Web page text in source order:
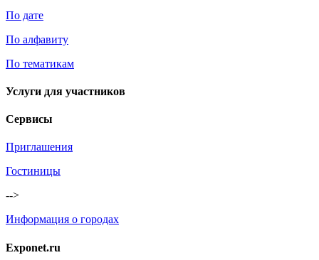
По дате
По алфавиту
По тематикам
Услуги для участников
Сервисы
Приглашения
Гостиницы
-->
Информация о городах
Exponet.ru